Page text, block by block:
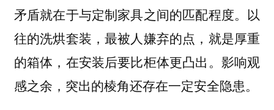
矛盾就在于与定制家具之间的匹配程度。以
往的洗烘套装，最被人嫌弃的点，就是厚重
的箱体，在安装后要比柜体更凸出。影响观
感之余，突出的棱角还存在一定安全隐患。